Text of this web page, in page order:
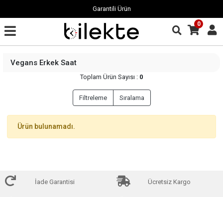
Garantili Ürün
0
Vegans Erkek Saat
Toplam Ürün Sayısı : 0
Filtreleme Sıralama
Ürün bulunamadı.
İade Garantisi Ücretsiz Kargo